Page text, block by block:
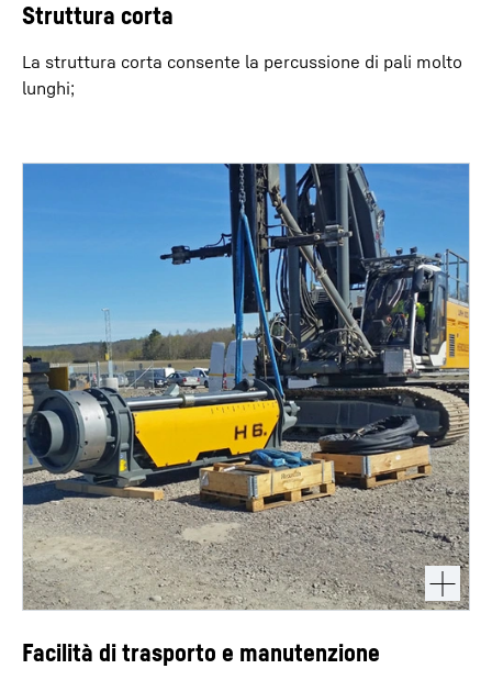
Struttura corta
La struttura corta consente la percussione di pali molto
lunghi;
Facilità di trasporto e manutenzione